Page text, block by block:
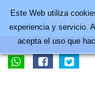
Este Web utiliza
experiencia y servicio.
acepta el uso que